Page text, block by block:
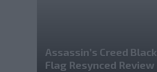
Assassin’s Creed Black
Flag Resynced Review